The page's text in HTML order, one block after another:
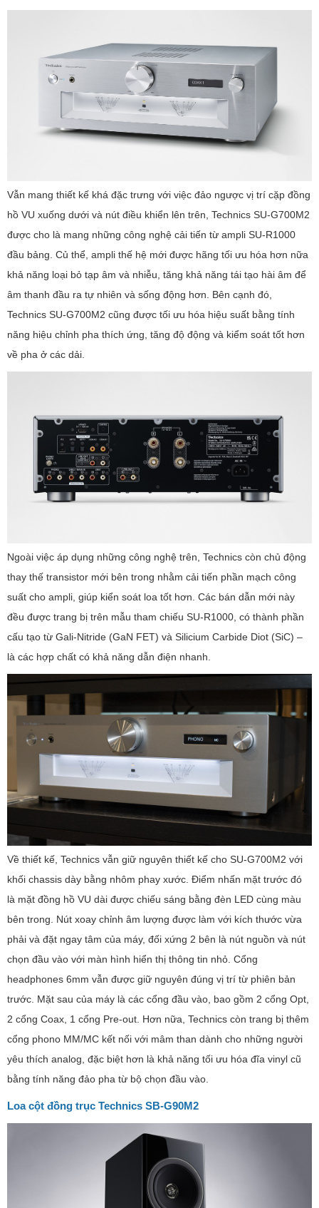
Vẫn mang thiết kế khá đặc trưng với việc đảo ngược vị trí cặp đồng
hồ VU xuống dưới và nút điều khiển lên trên, Technics SU-G700M2
được cho là mang những công nghệ cải tiến từ ampli SU-R1000
đầu bảng. Củ thể, ampli thế hệ mới được hãng tối ưu hóa hơn nữa
khả năng loại bỏ tạp âm và nhiễu, tăng khả năng tái tạo hài âm để
âm thanh đầu ra tự nhiên và sống động hơn. Bên cạnh đó,
Technics SU-G700M2 cũng được tối ưu hóa hiệu suất bằng tính
năng hiệu chỉnh pha thích ứng, tăng độ động và kiểm soát tốt hơn
về pha ở các dải.
Ngoài việc áp dụng những công nghệ trên, Technics còn chủ động
thay thế transistor mới bên trong nhằm cải tiến phần mạch công
suất cho ampli, giúp kiển soát loa tốt hơn. Các bán dẫn mới này
đều được trang bị trên mẫu tham chiếu SU-R1000, có thành phần
cấu tạo từ Gali-Nitride (GaN FET) và Silicium Carbide Diot (SiC) –
là các hợp chất có khả năng dẫn điện nhanh.
Về thiết kế, Technics vẫn giữ nguyên thiết kế cho SU-G700M2 với
khối chassis dày bằng nhôm phay xước. Điểm nhấn mặt trước đó
là mặt đồng hồ VU dài được chiếu sáng bằng đèn LED cùng màu
bên trong. Nút xoay chỉnh âm lượng được làm với kích thước vừa
phải và đặt ngay tâm của máy, đối xứng 2 bên là nút nguồn và nút
chọn đầu vào với màn hình hiển thị thông tin nhỏ. Cổng
headphones 6mm vẫn được giữ nguyên đúng vị trí từ phiên bản
trước. Mặt sau của máy là các cổng đầu vào, bao gồm 2 cổng Opt,
2 cổng Coax, 1 cổng Pre-out. Hơn nữa, Technics còn trang bị thêm
cổng phono MM/MC kết nối với mâm than dành cho những người
yêu thích analog, đặc biệt hơn là khả năng tối ưu hóa đĩa vinyl cũ
bằng tính năng đảo pha từ bộ chọn đầu vào.
Loa cột đồng trục Technics SB-G90M2